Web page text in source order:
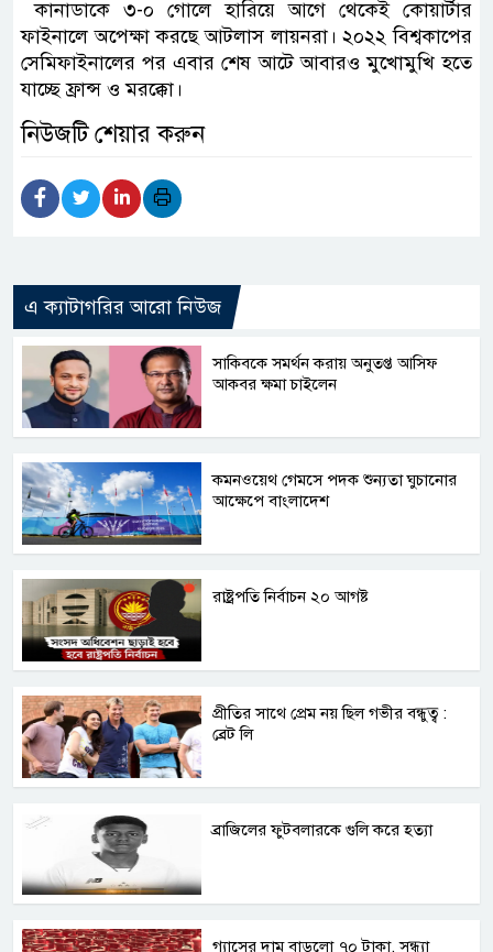
কানাডাকে ৩-০ গোলে হারিয়ে আগে থেকেই কোয়ার্টার
ফাইনালে অপেক্ষা করছে আটলাস লায়নরা। ২০২২ বিশ্বকাপের
সেমিফাইনালের পর এবার শেষ আটে আবারও মুখোমুখি হতে
যাচ্ছে ফ্রান্স ও মরক্কো।
নিউজটি শেয়ার করুন
এ ক্যাটাগরির আরো নিউজ
সাকিবকে সমর্থন করায় অনুতপ্ত আসিফ
আকবর ক্ষমা চাইলেন
কমনওয়েথ গেমসে পদক শুন্যতা ঘুচানোর
আক্ষেপে বাংলাদেশ
রাষ্ট্রপতি নির্বাচন ২০ আগষ্ট
প্রীতির সাথে প্রেম নয় ছিল গভীর বন্ধুত্ব :
ব্রেট লি
ব্রাজিলের ফুটবলারকে গুলি করে হত্যা
গ্যাসের দাম বাড়লো ৭০ টাকা, সন্ধ্যা